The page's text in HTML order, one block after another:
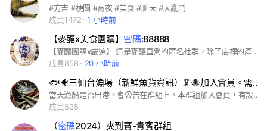
#方吉 #梗圖 #宵夜 #美食 #聊天 #大亂鬥
成員1472
1 小時前
【麥釀x美食團購】 密碼:88888
【麥釀團購x嚴選】 這是麥釀直營的匿名社群，除了店裡的產品，也找尋好的產品給你! 老闆從事餐飲數十年，以最專業的知識來篩選，你完全不用擔心! - - - #麥釀 #老麵饅頭 #美食團購 #貨到付款 #店到店 #團購 #甜點 #優惠 #蛋糕
成員858
20 小時前
🐟🐠三仙台漁場（新鮮魚貨資訊）🦑🐙加入會員。需跟管理員拿
當天漁船是否出港。會公告在群組上。本群組加入會員，有設製密碼，需要的人請跟管理員拿喔。（防詐騙）
成員535
（密碼2024）夾到寶-貴賓群組